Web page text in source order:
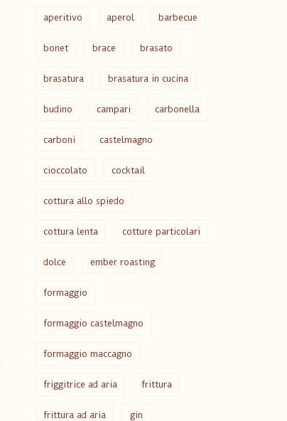
aperitivo aperol barbecue
bonet brace brasato
brasatura brasatura in cucina
budino campari carbonella
carboni castelmagno
cioccolato cocktail
cottura allo spiedo
cottura lenta cotture particolari
dolce ember roasting
formaggio
formaggio castelmagno
formaggio maccagno
friggitrice ad aria frittura
frittura ad aria gin